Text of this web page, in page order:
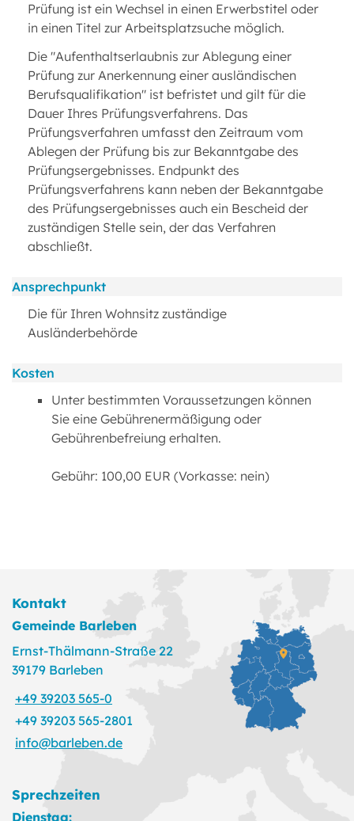
Prüfung ist ein Wechsel in einen Erwerbstitel oder
in einen Titel zur Arbeitsplatzsuche möglich.
Die "Aufenthaltserlaubnis zur Ablegung einer
Prüfung zur Anerkennung einer ausländischen
Berufsqualifikation" ist befristet und gilt für die
Dauer Ihres Prüfungsverfahrens. Das
Prüfungsverfahren umfasst den Zeitraum vom
Ablegen der Prüfung bis zur Bekanntgabe des
Prüfungsergebnisses. Endpunkt des
Prüfungsverfahrens kann neben der Bekanntgabe
des Prüfungsergebnisses auch ein Bescheid der
zuständigen Stelle sein, der das Verfahren
abschließt.
Ansprechpunkt
Die für Ihren Wohnsitz zuständige
Ausländerbehörde
Kosten
Unter bestimmten Voraussetzungen können
Sie eine Gebührenermäßigung oder
Gebührenbefreiung erhalten.
Gebühr: 100,00 EUR (Vorkasse: nein)
Kontakt
Gemeinde Barleben
Ernst-Thälmann-Straße 22
39179 Barleben
+49 39203 565-0
+49 39203 565-2801
info@barleben.de
Sprechzeiten
Dienstag: